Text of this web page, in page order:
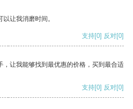
让我消磨时间。
支持[0] 反对[0]
，让我能够找到最优惠的价格，买到最合适
支持[0] 反对[0]